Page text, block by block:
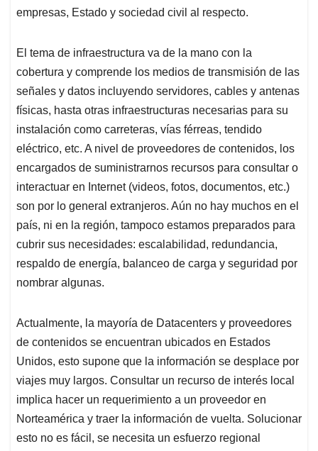
empresas, Estado y sociedad civil al respecto.
El tema de infraestructura va de la mano con la
cobertura y comprende los medios de transmisión de las
señales y datos incluyendo servidores, cables y antenas
físicas, hasta otras infraestructuras necesarias para su
instalación como carreteras, vías férreas, tendido
eléctrico, etc. A nivel de proveedores de contenidos, los
encargados de suministrarnos recursos para consultar o
interactuar en Internet (videos, fotos, documentos, etc.)
son por lo general extranjeros. Aún no hay muchos en el
país, ni en la región, tampoco estamos preparados para
cubrir sus necesidades: escalabilidad, redundancia,
respaldo de energía, balanceo de carga y seguridad por
nombrar algunas.
Actualmente, la mayoría de Datacenters y proveedores
de contenidos se encuentran ubicados en Estados
Unidos, esto supone que la información se desplace por
viajes muy largos. Consultar un recurso de interés local
implica hacer un requerimiento a un proveedor en
Norteamérica y traer la información de vuelta. Solucionar
esto no es fácil, se necesita un esfuerzo regional